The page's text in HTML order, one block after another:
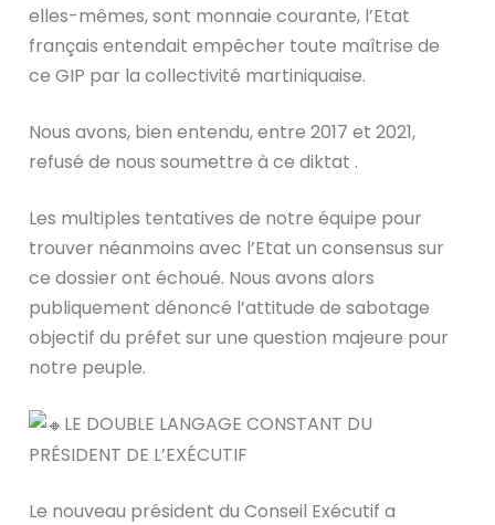
elles-mêmes, sont monnaie courante, l’Etat
français entendait empêcher toute maîtrise de
ce GIP par la collectivité martiniquaise.
Nous avons, bien entendu, entre 2017 et 2021,
refusé de nous soumettre à ce diktat .
Les multiples tentatives de notre équipe pour
trouver néanmoins avec l’Etat un consensus sur
ce dossier ont échoué. Nous avons alors
publiquement dénoncé l’attitude de sabotage
objectif du préfet sur une question majeure pour
notre peuple.
LE DOUBLE LANGAGE CONSTANT DU
PRÉSIDENT DE L’EXÉCUTIF
Le nouveau président du Conseil Exécutif a